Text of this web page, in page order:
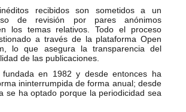
recibidos son sometidos a un
de revisión por pares anónimos
los temas relativos. Todo el proceso
a través de la plataforma Open
lo que asegura la transparencia del
de las publicaciones.
en 1982 y desde entonces ha
ininterrumpida de forma anual; desde
se ha optado porque la periodicidad sea